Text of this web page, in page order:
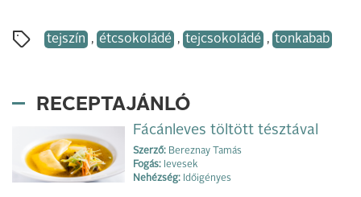
tejszín , étcsokoládé , tejcsokoládé , tonkabab
RECEPTAJÁNLÓ
Fácánleves töltött tésztával
Szerző: Bereznay Tamás
Fogás: levesek
Nehézség: Időigényes